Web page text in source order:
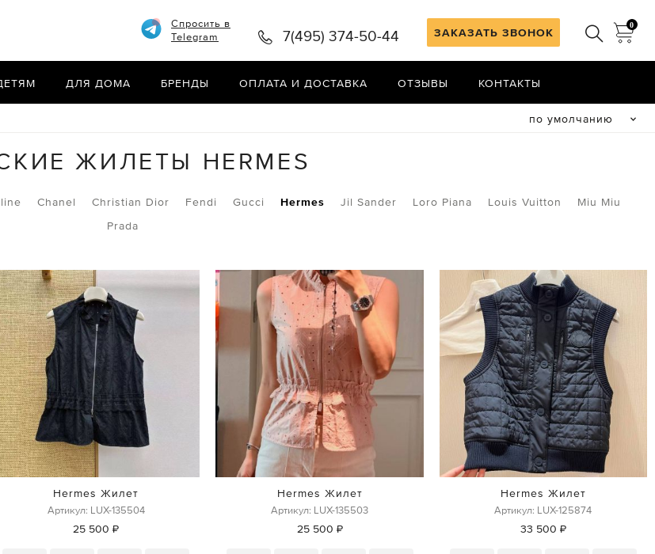
ЗАКАЗАТЬ ЗВОНОК
0
Спросить в
Telegram
7(495) 374-50-44
ДЛЯ ДОМА БРЕНДЫ ОПЛАТА И ДОСТАВКА ОТЗЫВЫ КОНТАКТЫ
по умолчанию
ЖИЛЕТЫ HERMES
Chanel Christian Dior Fendi Gucci Hermes Jil Sander Loro Piana Louis Vuitton
Miu Miu
Prada
Hermes Жилет
Артикул: LUX-135504
25 500 ₽
Hermes Жилет
Артикул: LUX-135503
25 500 ₽
Hermes Жилет
Артикул: LUX-125874
33 500 ₽